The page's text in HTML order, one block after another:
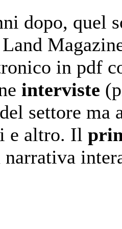
dopo, quel
in pdf
interviste
settore ma
e altro. Il
narrativa